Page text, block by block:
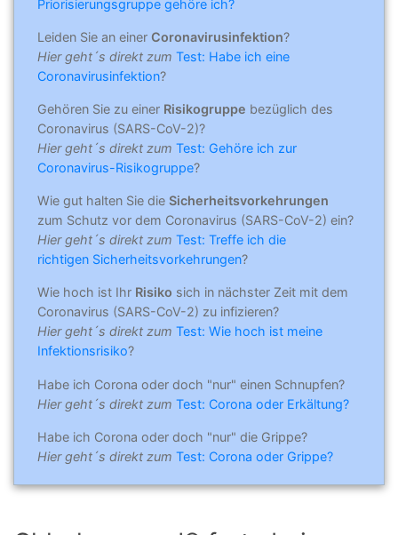
Priorisierungsgruppe gehöre ich?
Leiden Sie an einer Coronavirusinfektion?
Hier geht´s direkt zum Test: Habe ich eine
Coronavirusinfektion?
Gehören Sie zu einer Risikogruppe bezüglich des
Coronavirus (SARS-CoV-2)?
Hier geht´s direkt zum Test: Gehöre ich zur
Coronavirus-Risikogruppe?
Wie gut halten Sie die Sicherheitsvorkehrungen
zum Schutz vor dem Coronavirus (SARS-CoV-2) ein?
Hier geht´s direkt zum Test: Treffe ich die
richtigen Sicherheitsvorkehrungen?
Wie hoch ist Ihr Risiko sich in nächster Zeit mit dem
Coronavirus (SARS-CoV-2) zu infizieren?
Hier geht´s direkt zum Test: Wie hoch ist meine
Infektionsrisiko?
Habe ich Corona oder doch "nur" einen Schnupfen?
Hier geht´s direkt zum Test: Corona oder Erkältung?
Habe ich Corona oder doch "nur" die Grippe?
Hier geht´s direkt zum Test: Corona oder Grippe?